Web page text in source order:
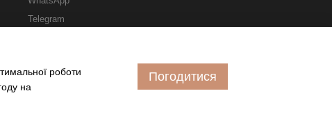
Telegram
роботи
на
Погодитися